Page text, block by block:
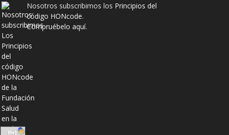
Nosotros subscribimos los Principios del
código HONcode.
Compruébelo aquí.